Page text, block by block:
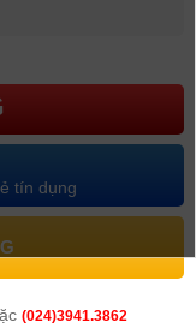
tín dụng
(024)3941.3862